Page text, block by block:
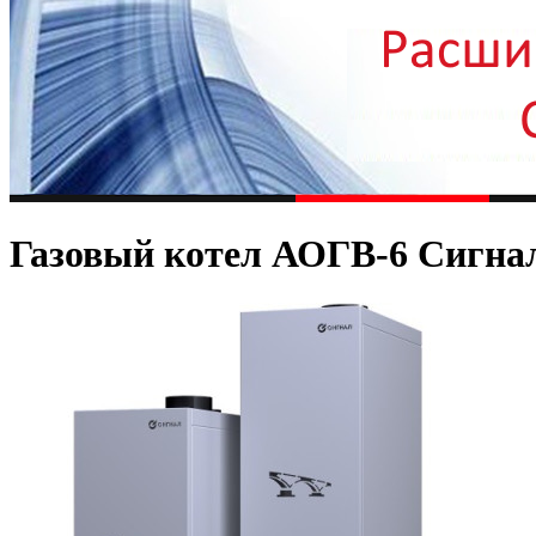
Газовый котел АОГВ-6